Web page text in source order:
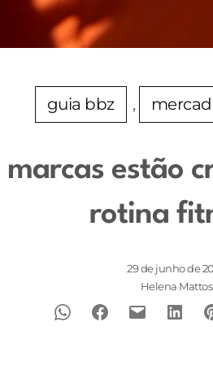
guia bbz ,
marcas estão
rotina
29 de junho de
Helena Mattos